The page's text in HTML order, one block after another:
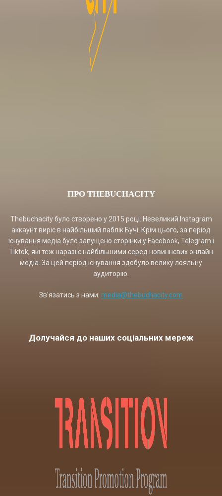
ПРО THEBUCHACITY
Thebuchacity було створено у 2015 році. Невеликий Instagram
аккаунт виріс в найбільший паблік Бучі. Крім цього, за період
існування медіа було запущено сторінки у Facebook, Telegram і
Tiktok, які теж наразі є найбільшими серед новиннєвих онлайн
медіа. За цей період існування здобуло велику лояльну
аудиторію.
Зв'язатись з нами: media@thebuchacity.com
Долучайся до наших соціальних мереж